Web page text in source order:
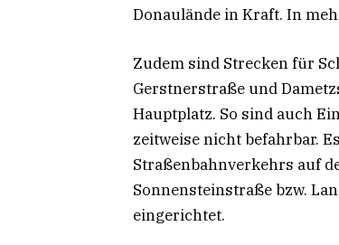
Donaulände in Kraft. In
Zudem sind Strecken für
Gerstnerstraße und
Hauptplatz. So sind auch
zeitweise nicht befahrbar.
Straßenbahnverkehrs auf
Sonnensteinstraße bzw.
eingerichtet.